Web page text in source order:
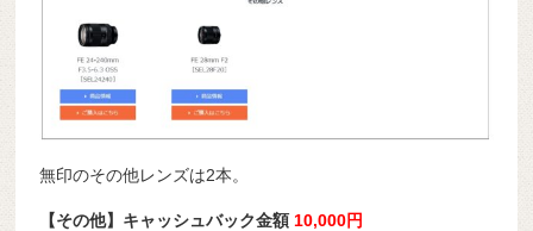
無印のその他レンズは2本。
【その他】キャッシュバック金額 10,000円